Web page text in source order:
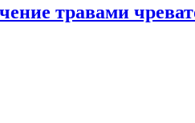
травами